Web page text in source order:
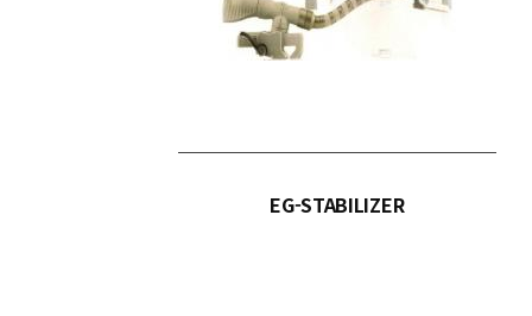
EG-STABILIZER